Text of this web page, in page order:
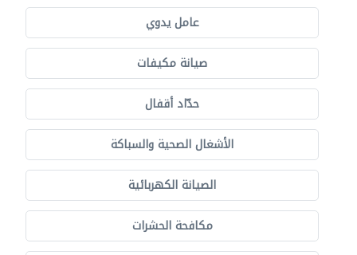
عامل يدوي
صيانة مكيفات
حدّاد أقفال
الأشغال الصحية والسباكة
الصيانة الكهربائية
مكافحة الحشرات